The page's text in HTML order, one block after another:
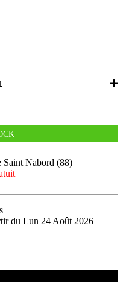
Nabord (88)
du Lun 24 Août 2026